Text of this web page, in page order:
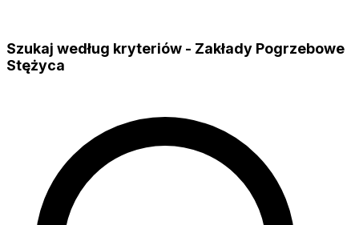
Szukaj według kryteriów - Zakłady Pogrzebowe
Stężyca